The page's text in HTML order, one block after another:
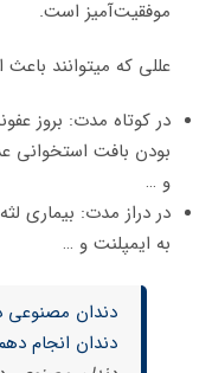
موفقیت‌آمیز است.
عللی که میتوانند باعث
در کوتاه مدت: بروز
بودن بافت
و …
در دراز مدت: بیماری
به ایمپلنت و …
دندان مصنوعی
دندان انجام